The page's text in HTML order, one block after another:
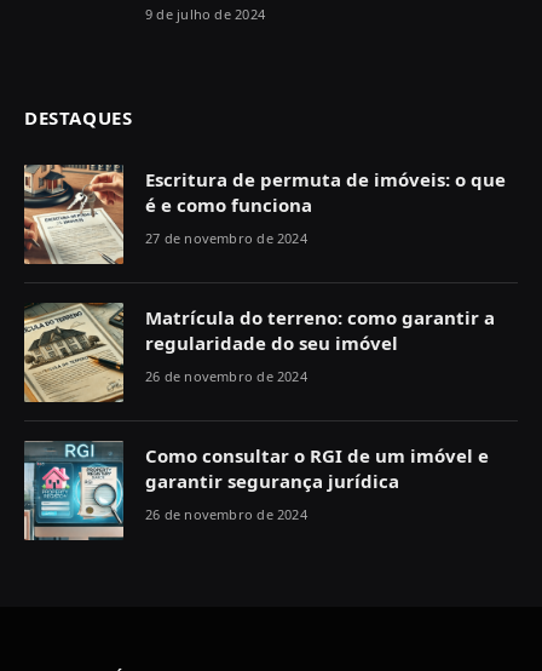
9 de julho de 2024
DESTAQUES
Escritura de permuta de imóveis: o que
é e como funciona
27 de novembro de 2024
Matrícula do terreno: como garantir a
regularidade do seu imóvel
26 de novembro de 2024
Como consultar o RGI de um imóvel e
garantir segurança jurídica
26 de novembro de 2024